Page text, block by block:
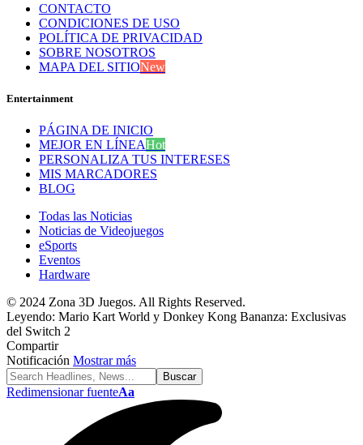
CONTACTO
CONDICIONES DE USO
POLÍTICA DE PRIVACIDAD
SOBRE NOSOTROS
MAPA DEL SITIONew
Entertainment
PÁGINA DE INICIO
MEJOR EN LÍNEAHot
PERSONALIZA TUS INTERESES
MIS MARCADORES
BLOG
Todas las Noticias
Noticias de Videojuegos
eSports
Eventos
Hardware
© 2024 Zona 3D Juegos. All Rights Reserved.
Leyendo: Mario Kart World y Donkey Kong Bananza: Exclusivas
del Switch 2
Compartir
Notificación Mostrar más
Redimensionar fuenteAa